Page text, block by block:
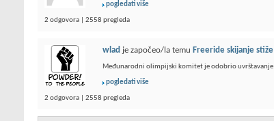
pogledati više
2 odgovora | 2558 pregleda
wlad je započeo/la temu Freeride skijanje
Međunarodni olimpijski komitet je odobrio
pogledati više
2 odgovora | 2558 pregleda